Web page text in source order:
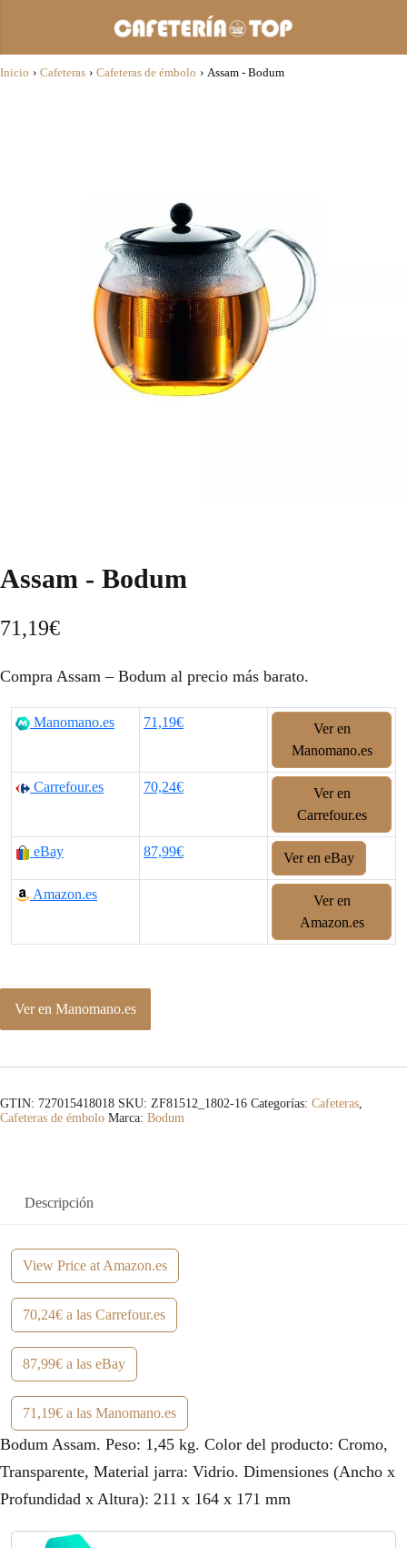
Inicio › Cafeteras › Cafeteras de émbolo › Assam - Bodum
Assam - Bodum
71,19€
Compra Assam – Bodum al precio más barato.
Manomano.es 71,19€
Ver en
Manomano.es
Carrefour.es 70,24€
Ver en
Carrefour.es
eBay 87,99€ Ver en eBay
Amazon.es
Ver en
Amazon.es
Ver en Manomano.es
GTIN: 727015418018 SKU: ZF81512_1802-16 Categorías: Cafeteras,
Cafeteras de émbolo Marca: Bodum
Descripción
View Price at Amazon.es
70,24€ a las Carrefour.es
87,99€ a las eBay
71,19€ a las Manomano.es
Bodum Assam. Peso: 1,45 kg. Color del producto: Cromo,
Transparente, Material jarra: Vidrio. Dimensiones (Ancho x
Profundidad x Altura): 211 x 164 x 171 mm